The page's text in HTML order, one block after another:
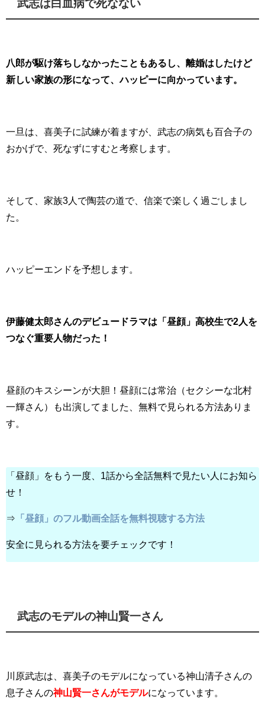
武志は白血病で死なない
八郎が駆け落ちしなかったこともあるし、離婚はしたけど
新しい家族の形になって、ハッピーに向かっています。
一旦は、喜美子に試練が着ますが、武志の病気も百合子の
おかげで、死なずにすむと考察します。
そして、家族3人で陶芸の道で、信楽で楽しく過ごしまし
た。
ハッピーエンドを予想します。
伊藤健太郎さんのデビュードラマは「昼顔」高校生で2人を
つなぐ重要人物だった！
昼顔のキスシーンが大胆！昼顔には常治（セクシーな北村
一輝さん）も出演してました、無料で見られる方法ありま
す。
「昼顔」をもう一度、1話から全話無料で見たい人にお知ら
せ！
⇒ 「昼顔」のフル動画全話を無料視聴する方法
安全に見られる方法を要チェックです！
武志のモデルの神山賢一さん
川原武志は、喜美子のモデルになっている神山清子さんの
息子さんの神山賢一さんがモデルになっています。